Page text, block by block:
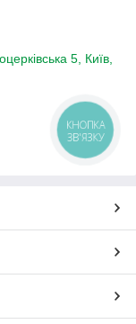
5, Київ,
КНОПКА
ЗВ'ЯЗКУ